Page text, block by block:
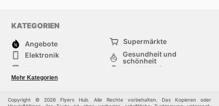
KATEGORIEN
Angebote
Supermärkte
Elektronik
Gesundheit und
schönheit
Mode
Sportbekleidung
Baumarkt
Mehr Kategorien
Copyright © 2026 Flyers Hub. Alle Rechte vorbehalten. Das Kopieren oder